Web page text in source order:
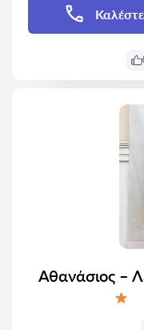
Καλέστε
Αθανάσιος –